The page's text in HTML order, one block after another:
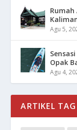
Rumah
Agu 5,
Opak
Agu 4,
ARTIKEL TAG